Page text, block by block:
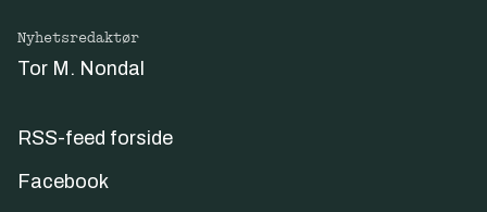
Nyhetsredaktør
Tor M. Nondal
RSS-feed forside
Facebook